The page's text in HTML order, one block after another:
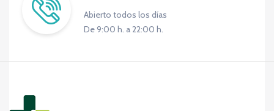
Abierto todos los días
De 9:00 h. a 22:00 h.